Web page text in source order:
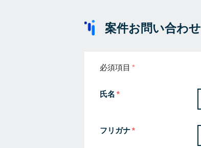
案件お問い合わせ
必須項目
氏名
フリガナ